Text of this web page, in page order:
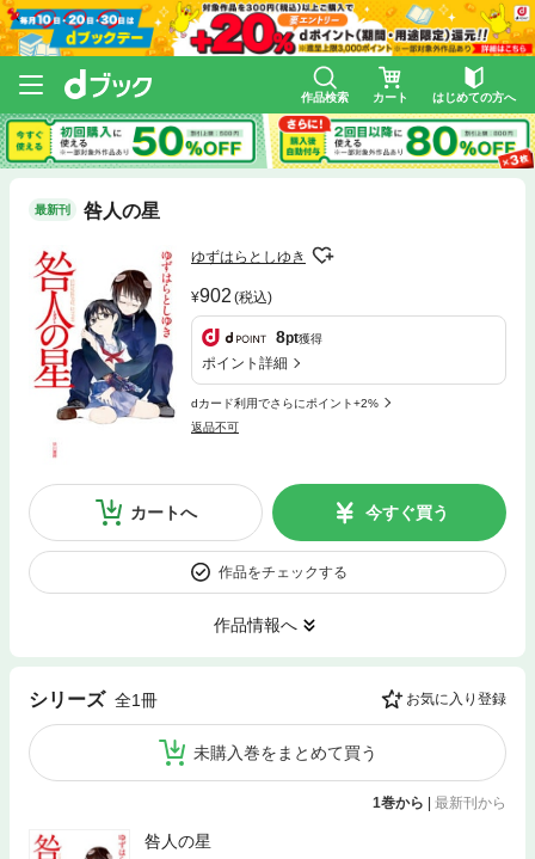
作品検索 カート はじめての方へ
最新刊 咎人の星
ゆずはらとしゆき
902 (税込)
8pt獲得
ポイント詳細
dカード利用でさらにポイント+2%
返品不可
カートへ 今すぐ買う
作品をチェックする
作品情報へ
シリーズ 全1冊 お気に入り登録
未購入巻をまとめて買う
1巻から | 最新刊から
咎人の星